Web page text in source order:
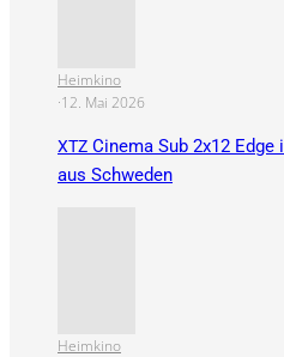
Heimkino
·12. Mai 2026
XTZ Cinema Sub 2x12
aus Schweden
Heimkino